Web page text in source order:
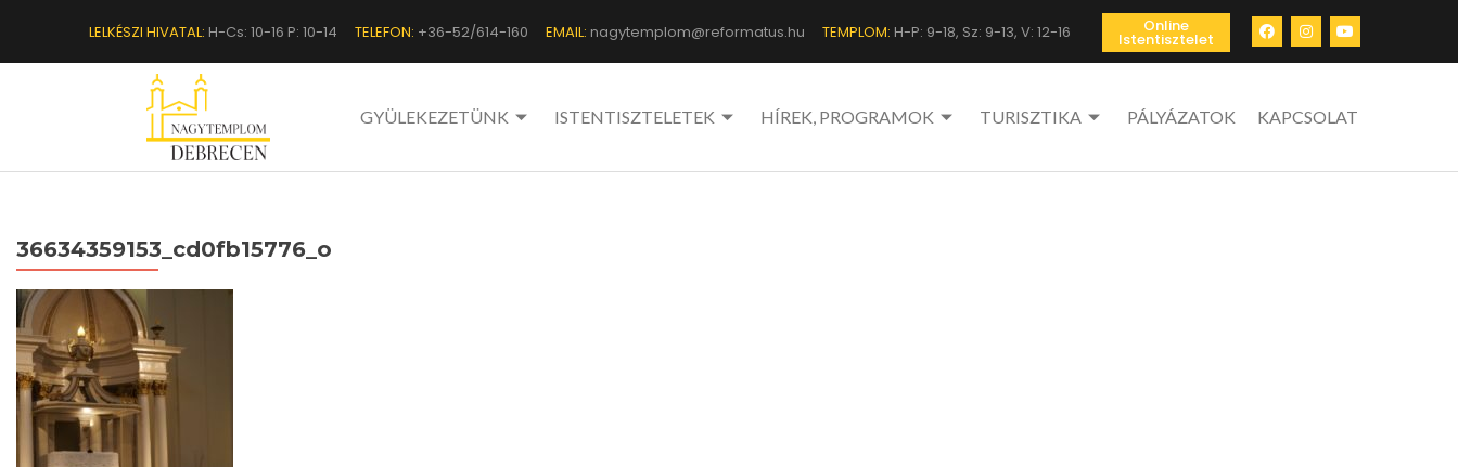
LELKÉSZI HIVATAL: H-Cs: 10-16 P: 10-14 TELEFON: +36-52/614-160 EMAIL: nagytemplom@reformatus.hu TEMPLOM: H-P: 9-18, Sz: 9-13, V: 12-16 Online
Istentisztelet
GYÜLEKEZETÜNK ISTENTISZTELETEK HÍREK, PROGRAMOK TURISZTIKA PÁLYÁZATOK KAPCSOLAT
36634359153_cd0fb15776_o